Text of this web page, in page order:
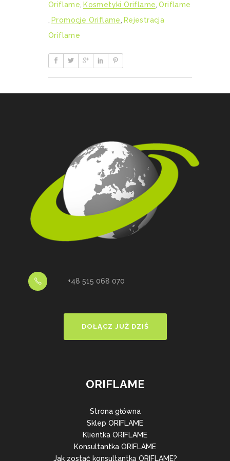
Oriflame, Kosmetyki Oriflame, Oriflame
, Promocje Oriflame, Rejestracja
Oriflame
+48 515 068 070
DOŁĄCZ JUŻ DZIŚ
ORIFLAME
Strona główna
Sklep ORIFLAME
Klientka ORIFLAME
Konsultantka ORIFLAME
Jak zostać konsultantką ORIFLAME?